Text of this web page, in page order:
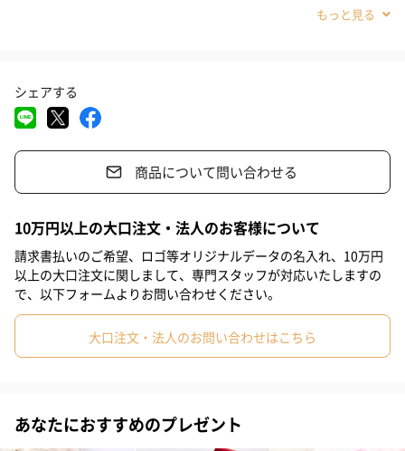
カラー
01 ハニー
唇の色そのままに、ツヤとクリアな輝きをプラス。ナイトケアに
も適しています。
02 ラズベリー
フレッシュなラズベリーのように、透明感ある唇に。
04 ピタヤ
#女子高校生
#彼女 #同僚女性
#女性 #女友達
#60代 #70代 #80代 #90代
シェアする
商品について問い合わせる
10万円以上の大口注文・法人のお客様について
請求書払いのご希望、ロゴ等オリジナルデータの名入れ、10万円
以上の大口注文に関しまして、専門スタッフが対応いたしますの
で、以下フォームよりお問い合わせください。
大口注文・法人のお問い合わせはこちら
あなたにおすすめのプレゼント